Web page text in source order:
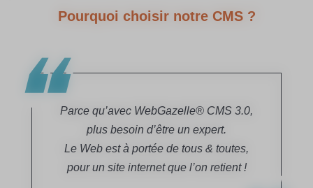
Pourquoi choisir notre CMS ?
Parce qu’avec WebGazelle® CMS 3.0,
plus besoin d’être un expert.
Le Web est à portée de tous & toutes,
pour un site internet que l’on retient !